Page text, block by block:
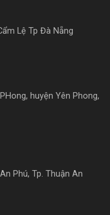
Lệ Tp Đà Nẵng
huyện Yên Phong,
Phú, Tp. Thuận An